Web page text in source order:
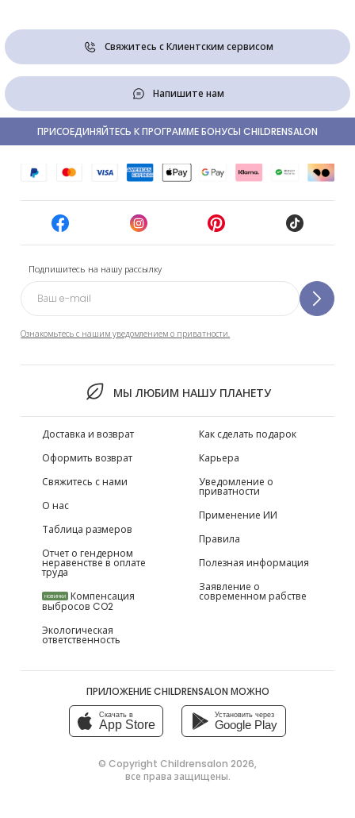
Свяжитесь с Клиентским сервисом
Напишите нам
Подпишитесь на нашу рассылку
Ознакомьтесь с нашим уведомлением о приватности.
МЫ ЛЮБИМ НАШУ ПЛАНЕТУ
ПРИСОЕДИНЯЙТЕСЬ К ПРОГРАММЕ БОНУСЫ CHILDRENSALON
Доставка и возврат
Оформить возврат
Свяжитесь с нами
О нас
Таблица размеров
Отчет о гендерном
неравенстве в оплате
труда
НОВИНКИ Компенсация
выбросов CO2
Экологическая
ответственность
Как сделать подарок
Карьера
Уведомление о
приватности
Применение ИИ
Правила
Полезная информация
Заявление о
современном рабстве
ПРИЛОЖЕНИЕ CHILDRENSALON МОЖНО
Скачать в
App Store
Установить через
Google Play
© Copyright Childrensalon 2026,
все права защищены.